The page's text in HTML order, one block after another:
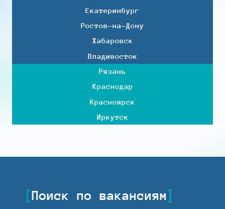
Екатеринбург
Ростов-на-Дону
Хабаровск
Владивосток
Рязань
Краснодар
Красноярск
Иркутск
Поиск по вакансиям